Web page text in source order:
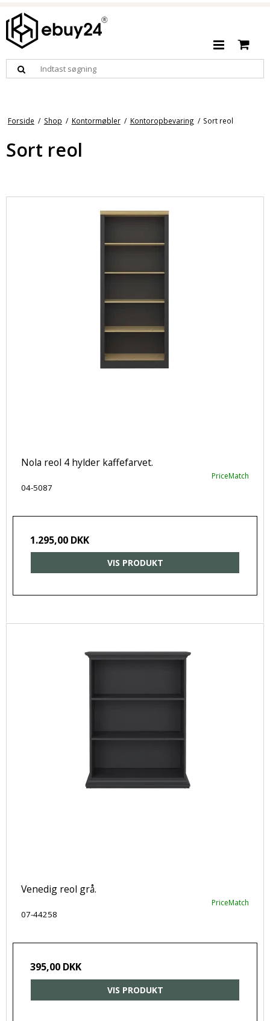
Forside / Shop / Kontormøbler / Kontoropbevaring / Sort reol
Sort reol
Nola reol 4 hylder kaffefarvet.
PriceMatch
04-5087
1.295,00 DKK
VIS PRODUKT
Venedig reol grå.
PriceMatch
07-44258
395,00 DKK
VIS PRODUKT